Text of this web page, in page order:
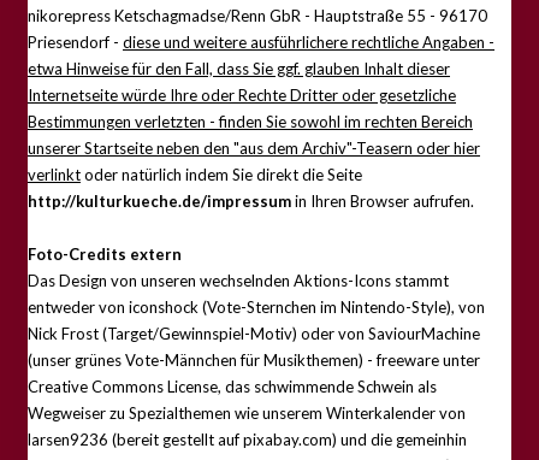
nikorepress Ketschagmadse/Renn GbR - Hauptstraße 55 - 96170
Priesendorf - diese und weitere ausführlichere rechtliche Angaben -
etwa Hinweise für den Fall, dass Sie ggf. glauben Inhalt dieser
Internetseite würde Ihre oder Rechte Dritter oder gesetzliche
Bestimmungen verletzten - finden Sie sowohl im rechten Bereich
unserer Startseite neben den "aus dem Archiv"-Teasern oder hier
verlinktoder natürlich indem Sie direkt die Seite
http://kulturkueche.de/impressumin Ihren Browser aufrufen.
Foto-Credits extern
Das Design von unseren wechselnden Aktions-Icons stammt
entweder von iconshock (Vote-Sternchen im Nintendo-Style), von
Nick Frost (Target/Gewinnspiel-Motiv) oder von SaviourMachine
(unser grünes Vote-Männchen für Musikthemen) - freeware unter
Creative Commons License, das schwimmende Schwein als
Wegweiser zu Spezialthemen wie unserem Winterkalender von
larsen9236 (bereit gestellt auf pixabay.com) und die gemeinhin